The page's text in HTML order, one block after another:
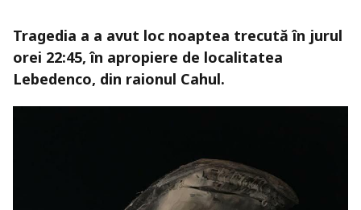
Tragedia a a avut loc noaptea trecută în jurul
orei 22:45, în apropiere de localitatea
Lebedenco, din raionul Cahul.